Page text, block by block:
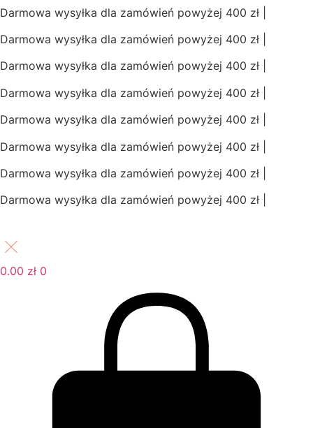
Darmowa wysyłka dla zamówień powyżej 400 zł |
Darmowa wysyłka dla zamówień powyżej 400 zł |
Darmowa wysyłka dla zamówień powyżej 400 zł |
Darmowa wysyłka dla zamówień powyżej 400 zł |
Darmowa wysyłka dla zamówień powyżej 400 zł |
Darmowa wysyłka dla zamówień powyżej 400 zł |
Darmowa wysyłka dla zamówień powyżej 400 zł |
Darmowa wysyłka dla zamówień powyżej 400 zł |
0.00 zł 0